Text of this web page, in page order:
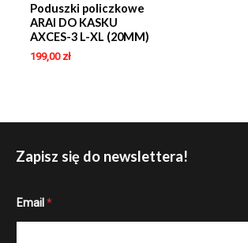
Poduszki policzkowe
ARAI DO KASKU
AXCES-3 L-XL (20MM)
199,00 zł
Zapisz się do newslettera!
m
Email *